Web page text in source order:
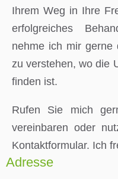
Ihrem Weg in Ihre
erfolgreiches
nehme ich mir gerne
zu verstehen, wo die
finden ist.
Rufen Sie mich
vereinbaren oder
Kontaktformular. Ich
Adresse